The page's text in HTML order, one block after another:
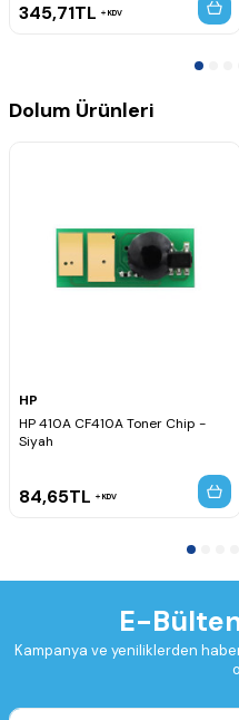
345,71TL KDV
Dolum Ürünleri
HP
HP 410A CF410A Toner Chip -
Siyah
84,65TL KDV
E-
Kampanya ve yeniliklerden